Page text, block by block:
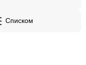
Списком